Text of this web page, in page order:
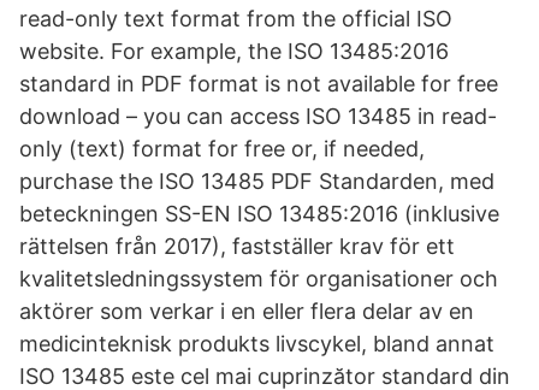
read-only text format from the official ISO
website. For example, the ISO 13485:2016
standard in PDF format is not available for free
download – you can access ISO 13485 in read-
only (text) format for free or, if needed,
purchase the ISO 13485 PDF Standarden, med
beteckningen SS-EN ISO 13485:2016 (inklusive
rättelsen från 2017), fastställer krav för ett
kvalitetsledningssystem för organisationer och
aktörer som verkar i en eller flera delar av en
medicinteknisk produkts livscykel, bland annat
ISO 13485 este cel mai cuprinzător standard din